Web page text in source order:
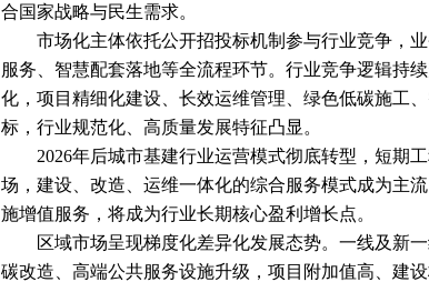
合国家战略与民生需求。
市场化主体依托公开招投标机制参与行业竞争，
服务、智慧配套落地等全流程环节。行业竞争逻辑持
化，项目精细化建设、长效运维管理、绿色低碳施工
标，行业规范化、高质量发展特征凸显。
2026年后城市基建行业运营模式彻底转型，短期
场，建设、改造、运维一体化的综合服务模式成为主
施增值服务，将成为行业长期核心盈利增长点。
区域市场呈现梯度化差异化发展态势。一线及新
碳改造、高端公共服务设施升级，项目附加值高、建